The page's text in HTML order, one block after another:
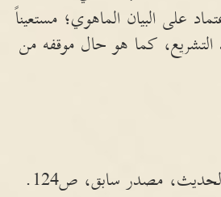
على البيان الماهوي؛ مستعيناً
التشريع، كما هو حال موقفه من
مصدر سابق، ص124.